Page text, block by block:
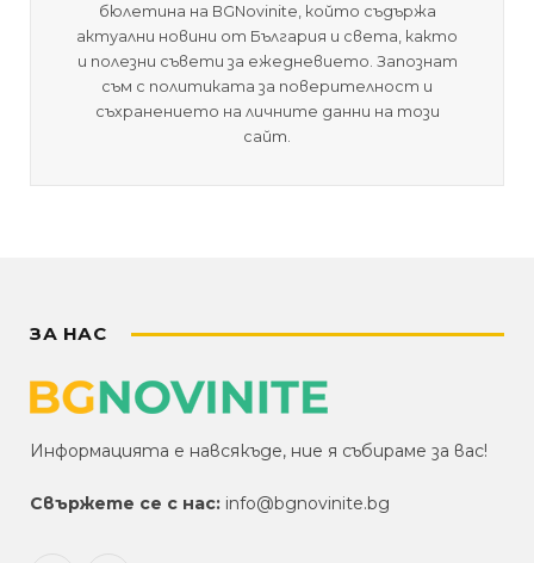
бюлетина на BGNovinite, който съдържа
актуални новини от България и света, както
и полезни съвети за ежедневието. Запознат
съм с политиката за поверителност и
съхранението на личните данни на този
сайт.
ЗА НАС
Информацията е навсякъде, ние я събираме за вас!
Свържете се с нас: info@bgnovinite.bg